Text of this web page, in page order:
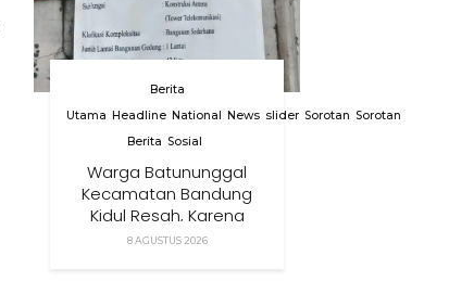
Berita
Utama
Headline National News slider Sorotan Sorotan
Berita Sosial
Warga Batununggal
Kecamatan Bandung
Kidul Resah, Karena
Relokasi Tower
8 AGUSTUS 2026